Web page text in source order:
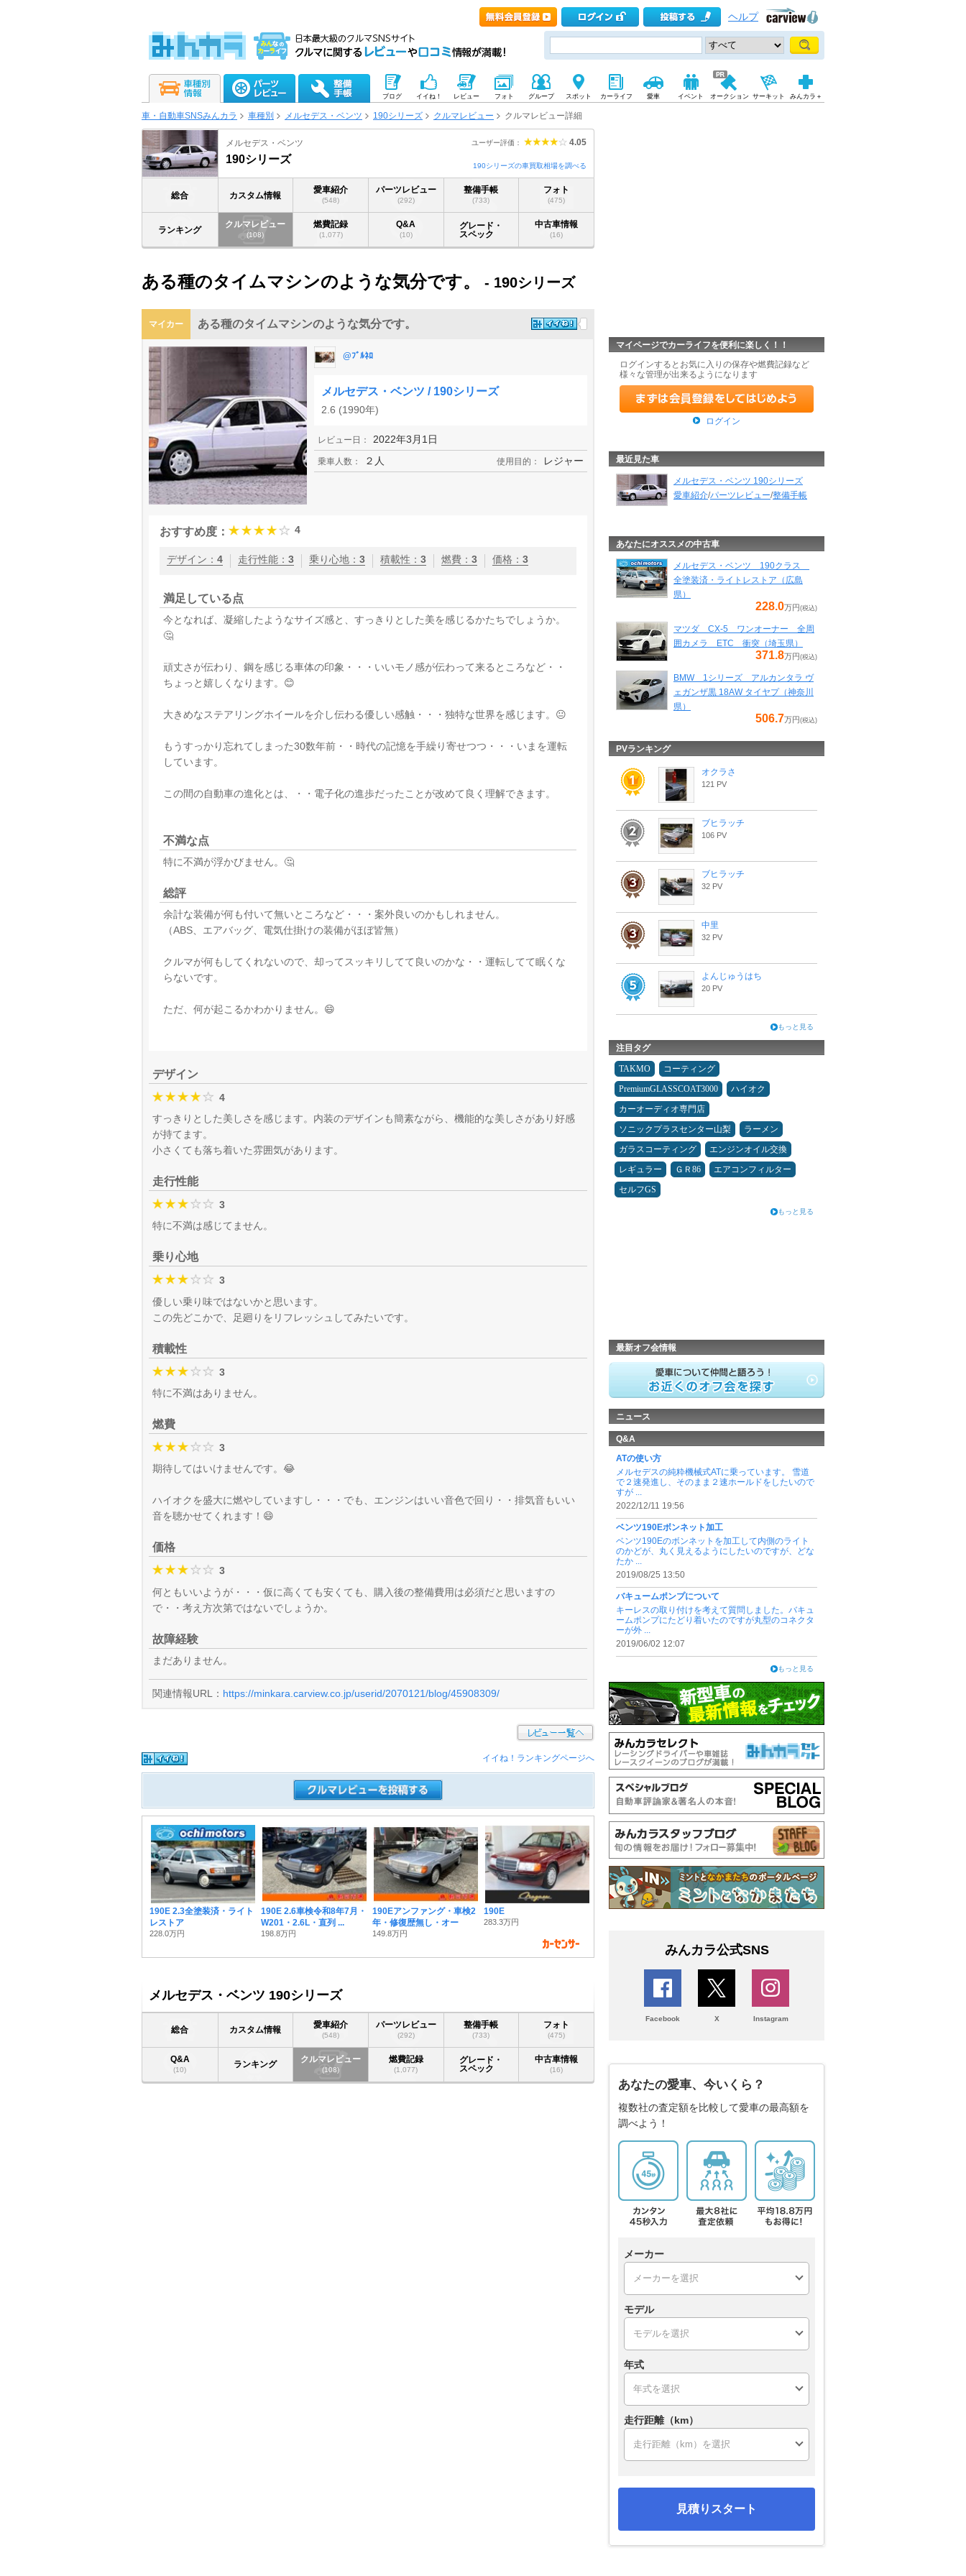
ヘルプ
ブログ イイね！ レビュー フォト グループ スポット カーライフ 愛車 イベント オークション サーキット みんカラ＋
車・自動車SNSみんカラ 車種別 メルセデス・ベンツ 190シリーズ クルマレビュー クルマレビュー詳細
ユーザー評価： 4.05
メルセデス・ベンツ
190シリーズ
190シリーズの車買取相場を調べる
総合 カスタム情報
愛車紹介
(548)
パーツレビュー
(292)
整備手帳
(733)
フォト
(475)
ランキング
クルマレビュー
(108)
燃費記録
(1,077)
Q&A
(10)
グレード・
スペック
中古車情報
(16)
ある種のタイムマシンのような気分です。 - 190シリーズ
マイカー ある種のタイムマシンのような気分です。
@ﾌﾞﾙﾈﾛ
メルセデス・ベンツ / 190シリーズ
2.6 (1990年)
レビュー日： 2022年3月1日
乗車人数： ２人 使用目的： レジャー
おすすめ度： 4
デザイン ： 4 走行性能 ： 3 乗り心地 ： 3 積載性 ： 3 燃費 ： 3 価格 ： 3
満足している点
今となれば、凝縮したようなサイズ感と、すっきりとした美を感じるかたちでしょうか。
🤔
頑丈さが伝わり、鋼を感じる車体の印象・・・いいモノ感が伝わって来るところなど・・
ちょっと嬉しくなります。😊
大きめなステアリングホイールを介し伝わる優しい感触・・・独特な世界を感じます。😐
もうすっかり忘れてしまった30数年前・・時代の記憶を手繰り寄せつつ・・・いまを運転
しています。
この間の自動車の進化とは、・・電子化の進歩だったことが改めて良く理解できます。
不満な点
特に不満が浮かびません。🤔
総評
余計な装備が何も付いて無いところなど・・・案外良いのかもしれません。
（ABS、エアバッグ、電気仕掛けの装備がほぼ皆無）
クルマが何もしてくれないので、却ってスッキリしてて良いのかな・・運転してて眠くな
らないです。
ただ、何が起こるかわかりません。😄
デザイン
4
すっきりとした美しさを感じます。内装のデザインも簡素ながら、機能的な美しさがあり好感
が持てます。
小さくても落ち着いた雰囲気があります。
走行性能
3
特に不満は感じてません。
乗り心地
3
優しい乗り味ではないかと思います。
この先どこかで、足廻りをリフレッシュしてみたいです。
積載性
3
特に不満はありません。
燃費
3
期待してはいけませんです。😂
ハイオクを盛大に燃やしていますし・・・でも、エンジンはいい音色で回り・・排気音もいい
音を聴かせてくれます！😄
価格
3
何ともいいようが・・・仮に高くても安くても、購入後の整備費用は必須だと思いますの
で・・考え方次第ではないでしょうか。
故障経験
まだありません。
関連情報URL： https://minkara.carview.co.jp/userid/2070121/blog/45908309/
イイね！ランキングページへ
190E 2.3全塗装済・ライト
レストア
228.0万円
190E 2.6車検令和8年7月・
W201・2.6L・直列 ...
198.8万円
190Eアンファング・車検2
年・修復歴無し・オー
149.8万円
190E
283.3万円
メルセデス・ベンツ 190シリーズ
総合 カスタム情報
愛車紹介
(548)
パーツレビュー
(292)
整備手帳
(733)
フォト
(475)
Q&A
(10) ランキング
クルマレビュー
(108)
燃費記録
(1,077)
グレード・
スペック
中古車情報
(16)
マイページでカーライフを便利に楽しく！！
ログインするとお気に入りの保存や燃費記録など
様々な管理が出来るようになります
ログイン
最近見た車
メルセデス・ベンツ 190シリーズ
愛車紹介/パーツレビュー/整備手帳
あなたにオススメの中古車
メルセデス・ベンツ 190クラス
全塗装済・ライトレストア（広島
県）
228.0万円 (税込)
マツダ CX-5 ワンオーナー 全周
囲カメラ ETC 衝突（埼玉県）
371.8万円 (税込)
BMW 1シリーズ アルカンタラ ヴ
ェガンザ黒 18AW タイヤプ（神奈川
県）
506.7万円 (税込)
PVランキング
オクラさ
121 PV
ブヒラッチ
106 PV
ブヒラッチ
32 PV
中里
32 PV
よんじゅうはち
20 PV
もっと見る
注目タグ
TAKMO
コーティング
PremiumGLASSCOAT3000
ハイオク
カーオーディオ専門店
ソニックプラスセンター山梨
ラーメン
ガラスコーティング
エンジンオイル交換
レギュラー
ＧＲ86
エアコンフィルター
セルフGS
もっと見る
最新オフ会情報
ニュース
Q&A
ATの使い方
メルセデスの純粋機械式ATに乗っています。 雪道
で２速発進し、そのまま２速ホールドをしたいので
すが ...
2022/12/11 19:56
ベンツ190Eボンネット加工
ベンツ190Eのボンネットを加工して内側のライト
のかどが、丸く見えるようにしたいのですが、どな
たか ...
2019/08/25 13:50
バキュームポンプについて
キーレスの取り付けを考えて質問しました。バキュ
ームポンプにたどり着いたのですが丸型のコネクタ
ーが外 ...
2019/06/02 12:07
もっと見る
みんカラ公式SNS
Facebook X Instagram
あなたの愛車、今いくら？
複数社の査定額を比較して愛車の最高額を
調べよう！
メーカー
モデル
年式
走行距離（km）
見積りスタート